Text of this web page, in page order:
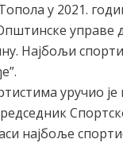
у 2021.
Најбољи
уручио
најбоље